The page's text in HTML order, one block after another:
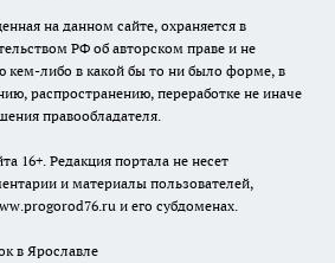
на данном сайте, охраняется в
РФ об авторском праве и не
кем-либо в какой бы то ни было форме, в
распространению, переработке не иначе
правообладателя.
16+. Редакция портала не несет
и материалы пользователей,
и его субдоменах.
в Ярославле